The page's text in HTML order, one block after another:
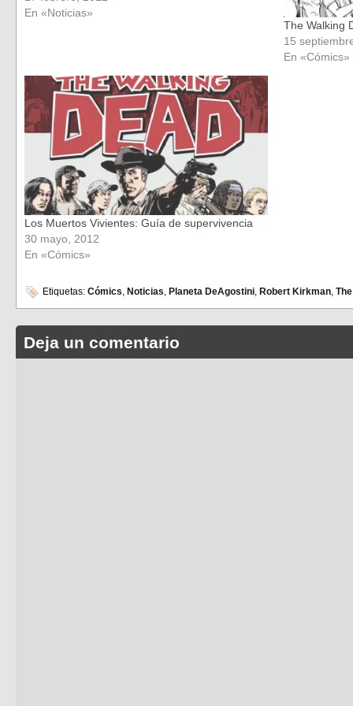
Regreso al Futuro…
En «Noticias»
The Walking
15
En «Cómics»
Los Muertos Vivientes: Guía de supervivencia
30 mayo, 2012
En «Cómics»
Etiquetas: Cómics, Noticias, Planeta DeAgostini, Robert Kirkman,
Deja un comentario